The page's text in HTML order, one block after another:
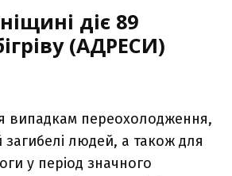
діє 89
(АДРЕСИ)
випадкам переохолодження,
людей, а також для
у період значного